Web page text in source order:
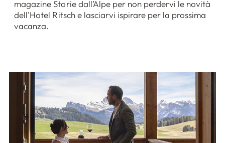
magazine Storie dall’Alpe per non perdervi le novità
dell’Hotel Ritsch e lasciarvi ispirare per la prossima
vacanza.